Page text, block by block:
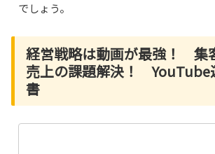
でしょう。
経営戦略は動画が最強！ 集
売上の課題解決！ YouTube
書